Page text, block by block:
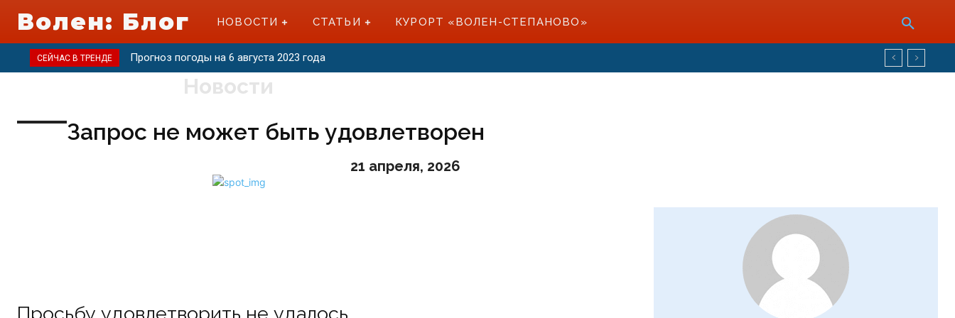
Волен: Блог НОВОСТИ СТАТЬИ КУРОРТ «ВОЛЕН-СТЕПАНОВО»
СЕЙЧАС В ТРЕНДЕ Прогноз погоды на 6 августа 2023 года
Новости
Запрос не может быть удовлетворен
21 апреля, 2026
Просьбу удовлетворить не удалось.